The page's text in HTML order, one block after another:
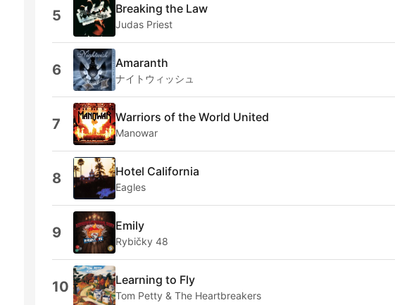
5 Breaking the Law
Judas Priest
6 Amaranth
ナイトウィッシュ
7 Warriors of the World United
Manowar
8 Hotel California
Eagles
9 Emily
Rybičky 48
10 Learning to Fly
Tom Petty & The Heartbreakers